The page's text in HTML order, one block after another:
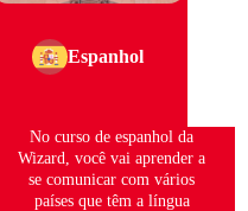
Espanhol
No curso de espanhol da
Wizard, você vai aprender a
se comunicar com vários
países que têm a língua